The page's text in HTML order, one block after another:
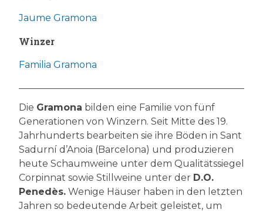
Jaume Gramona
Winzer
Familia Gramona
Die Gramona bilden eine Familie von fünf
Generationen von Winzern. Seit Mitte des 19.
Jahrhunderts bearbeiten sie ihre Böden in Sant
Sadurní d’Anoia (Barcelona) und produzieren
heute Schaumweine unter dem Qualitätssiegel
Corpinnat sowie Stillweine unter der D.O.
Penedès. Wenige Häuser haben in den letzten
Jahren so bedeutende Arbeit geleistet, um